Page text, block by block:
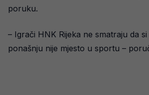
poruku.
– Igrači HNK Rijeka ne smatraju da
ponašnju nije mjesto u sportu –